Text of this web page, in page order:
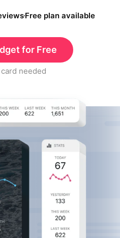
Free plan available
for Free
needed